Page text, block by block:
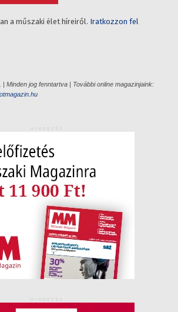
a műszaki élet híreiről. Iratkozzon fel
Minden jog fenntartva | További online magazinjaink:
HIRDETÉS
HIRDETÉS